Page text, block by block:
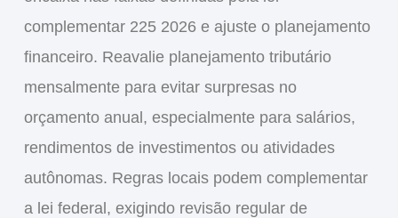
complementar 225 2026e ajuste o planejamento
financeiro. Reavalie planejamento tributário
mensalmente para evitar surpresas no
orçamento anual, especialmente para salários,
rendimentos de investimentos ou atividades
autônomas. Regras locais podem complementar
a lei federal, exigindo revisão regular de